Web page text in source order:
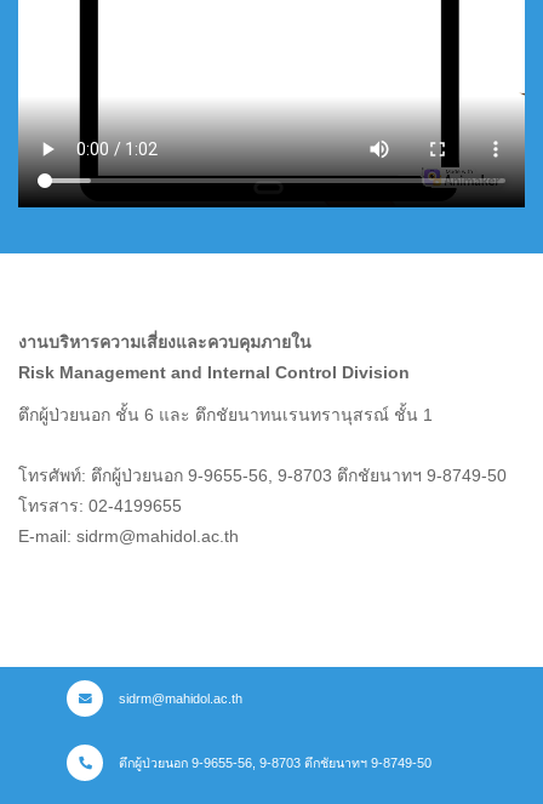
งานบริหารความเสี่ยงและควบคุมภายใน
Risk Management and Internal Control Division
ตึกผู้ป่วยนอก ชั้น 6 และ ตึกชัยนาทนเรนทรานุสรณ์ ชั้น 1
โทรศัพท์: ตึกผู้ป่วยนอก 9-9655-56, 9-8703 ตึกชัยนาทฯ 9-8749-50
โทรสาร: 02-4199655
E-mail: sidrm@mahidol.ac.th
sidrm@mahidol.ac.th
ตึกผู้ป่วยนอก 9-9655-56, 9-8703 ตึกชัยนาทฯ 9-8749-50